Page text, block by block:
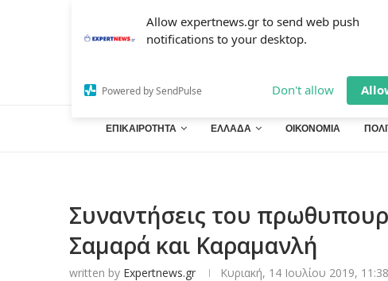
Allow expertnews.gr to send web push
notifications to your desktop.
Powered by SendPulse Don't allow
ΕΠΙΚΑΙΡΟΤΗΤΑ ΕΛΛΑΔΑ ΟΙΚΟΝΟΜΙΑ
Συναντήσεις του
Σαμαρά και Καραμανλή
written by Expertnews.gr Κυριακή, 14 Ιουλίου 2019, 11:38